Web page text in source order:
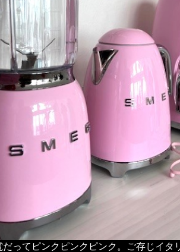
だってピンクピンクピンク。ご存じイタ